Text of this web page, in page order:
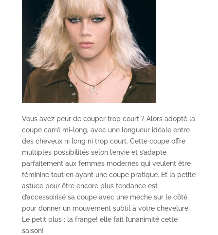
Vous avez peur de couper trop court ? Alors adopté la
coupe carré mi-long, avec une longueur idéale entre
des cheveux ni long ni trop court. Cette coupe offre
multiples possibilités selon l’envie et s’adapte
parfaitement aux femmes modernes qui veulent être
féminine tout en ayant une coupe pratique. Et la petite
astuce pour être encore plus tendance est
d’accessoirisé sa coupe avec une mèche sur le côté
pour donner un mouvement subtil à votre chevelure.
Le petit plus : la frange! elle fait l’unanimité cette
saison!